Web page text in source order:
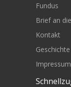
Fundus
Brief an
Kontakt
Geschichte
Impressum